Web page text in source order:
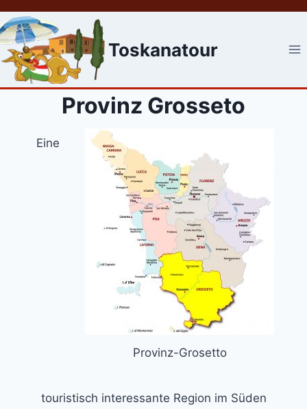
Skip
to
content
Toskanatour
Provinz Grosseto
Provinz-Grosetto
Eine
touristisch interessante Region im Süden